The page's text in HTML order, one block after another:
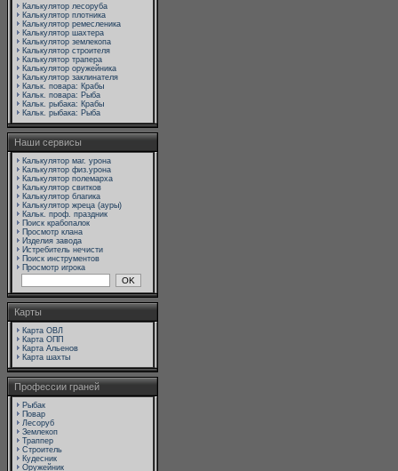
Калькулятор лесоруба
Калькулятор плотника
Калькулятор ремесленика
Калькулятор шахтера
Калькулятор землекопа
Калькулятор строителя
Калькулятор трапера
Калькулятор оружейника
Калькулятор заклинателя
Кальк. повара: Крабы
Кальк. повара: Рыба
Кальк. рыбака: Крабы
Кальк. рыбака: Рыба
Наши сервисы
Калькулятор маг. урона
Калькулятор физ.урона
Калькулятор полемарха
Калькулятор свитков
Калькулятор благика
Калькулятор жреца (ауры)
Кальк. проф. праздник
Поиск крабопалок
Просмотр клана
Изделия завода
Истребитель нечисти
Поиск инструментов
Просмотр игрока
Карты
Карта ОВЛ
Карта ОПП
Карта Альенов
Карта шахты
Профессии граней
Рыбак
Повар
Лесоруб
Землекоп
Траппер
Строитель
Кудесник
Оружейник